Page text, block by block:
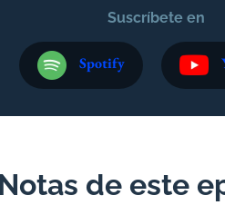
Suscríbete en
Spotify
Notas de este